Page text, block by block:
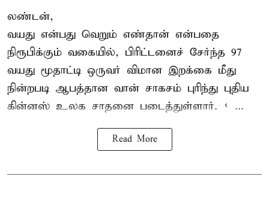
லண்டன்,
வயது என்பது வெறும் எண்தான் என்பதை
நிரூபிக்கும் வகையில், பிரிட்டனைச் சேர்ந்த 97
வயது மூதாட்டி ஒருவர் விமான இறக்கை மீது
நின்றபடி ஆபத்தான வான் சாகசம் புரிந்து புதிய
கின்னஸ் உலக சாதனை படைத்துள்ளார். < ...
Read More